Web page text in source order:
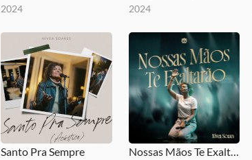
2024 2024
Santo Pra Sempre Nossas Mãos Te Exaltarão